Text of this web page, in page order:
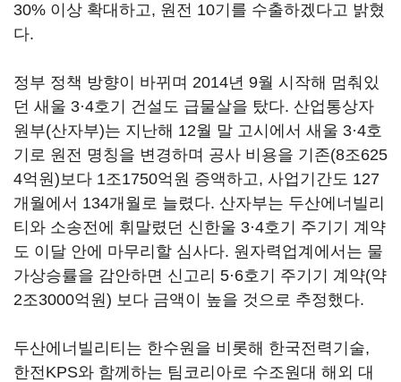
30% 이상 확대하고, 원전 10기를 수출하겠다고 밝혔
다.
정부 정책 방향이 바뀌며 2014년 9월 시작해 멈춰있
던 새울 3·4호기 건설도 급물살을 탔다. 산업통상자
원부(산자부)는 지난해 12월 말 고시에서 새울 3·4호
기로 원전 명칭을 변경하며 공사 비용을 기존(8조625
4억원)보다 1조1750억원 증액하고, 사업기간도 127
개월에서 134개월로 늘렸다. 산자부는 두산에너빌리
티와 소송전에 휘말렸던 신한울 3·4호기 주기기 계약
도 이달 안에 마무리할 심사다. 원자력업계에서는 물
가상승률을 감안하면 신고리 5·6호기 주기기 계약(약
2조3000억원) 보다 금액이 높을 것으로 추정했다.
두산에너빌리티는 한수원을 비롯해 한국전력기술,
한전KPS와 함께하는 팀코리아로 수조원대 해외 대